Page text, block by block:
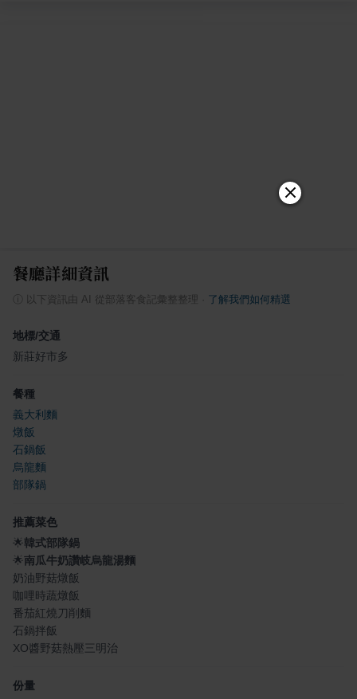
餐廳詳細資訊
ⓘ 以下資訊由 AI 從部落客食記彙整整理 了解我們如何精選
地標/交通
新莊好市多
餐種
義大利麵
燉飯
石鍋飯
烏龍麵
部隊鍋
推薦菜色
🌟韓式部隊鍋
🌟南瓜牛奶讚岐烏龍湯麵
奶油野菇燉飯
咖哩時蔬燉飯
番茄紅燒刀削麵
石鍋拌飯
XO醬野菇熱壓三明治
份量